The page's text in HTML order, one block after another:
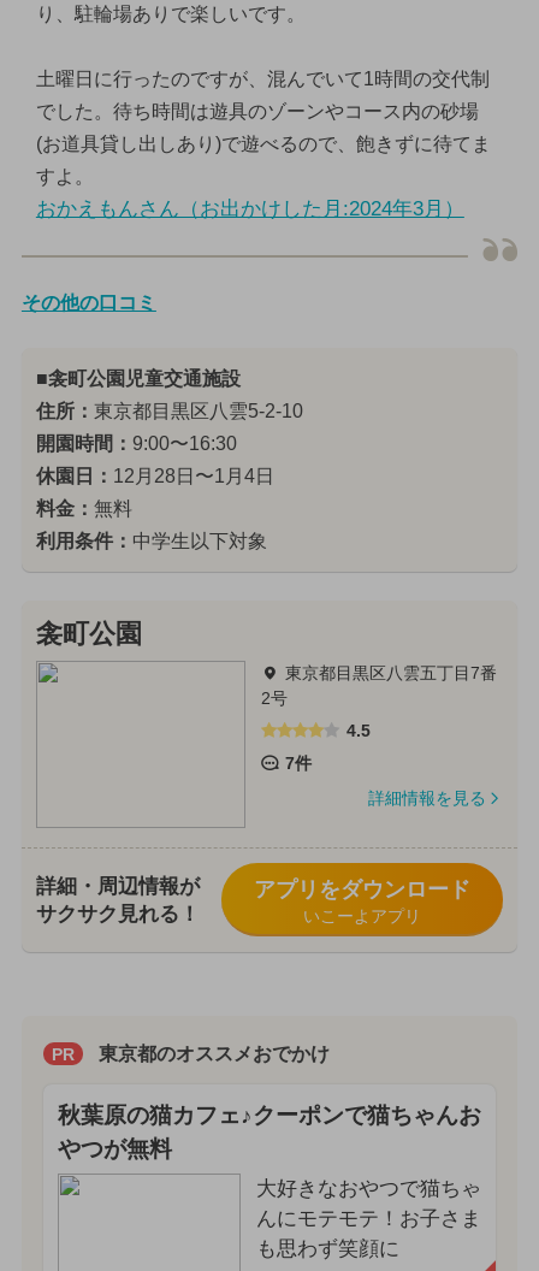
り、駐輪場ありで楽しいです。
土曜日に行ったのですが、混んでいて1時間の交代制
でした。待ち時間は遊具のゾーンやコース内の砂場
(お道具貸し出しあり)で遊べるので、飽きずに待てま
すよ。
おかえもんさん（お出かけした月:2024年3月）
その他の口コミ
■衾町公園児童交通施設
住所： 東京都目黒区八雲5-2-10
開園時間： 9:00〜16:30
休園日： 12月28日〜1月4日
料金： 無料
利用条件： 中学生以下対象
衾町公園
東京都目黒区八雲五丁目7番
2号
4.5
7件
詳細情報を見る
詳細・周辺情報が
サクサク見れる！
アプリをダウンロード
いこーよアプリ
PR 東京都のオススメおでかけ
秋葉原の猫カフェ♪クーポンで猫ちゃんお
やつが無料
大好きなおやつで猫ちゃ
んにモテモテ！お子さま
も思わず笑顔に